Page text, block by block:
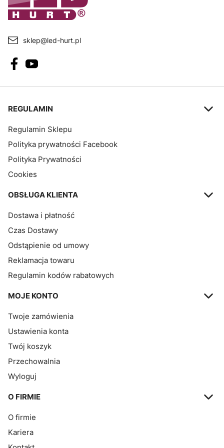
sklep@led-hurt.pl
Linki w stopce
REGULAMIN
Regulamin Sklepu
Polityka prywatności Facebook
Polityka Prywatności
Cookies
OBSŁUGA KLIENTA
Dostawa i płatność
Czas Dostawy
Odstąpienie od umowy
Reklamacja towaru
Regulamin kodów rabatowych
MOJE KONTO
Twoje zamówienia
Ustawienia konta
Twój koszyk
Przechowalnia
Wyloguj
O FIRMIE
O firmie
Kariera